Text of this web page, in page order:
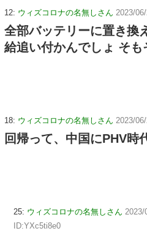
12: ウィズコロナの名無しさん 2023/
全部バッテリーに置き換
給追い付かんでしょ そも
18: ウィズコロナの名無しさん 2023/
回帰って、中国にPHV時
25: ウィズコロナの名無しさん 2023/
ID:YXc5ti8e0